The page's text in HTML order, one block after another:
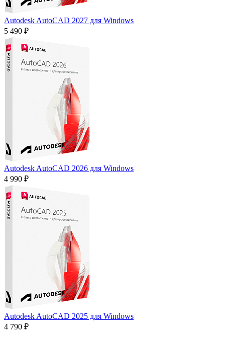
Autodesk AutoCAD 2027 для Windows
5 490 ₽
Autodesk AutoCAD 2026 для Windows
4 990 ₽
Autodesk AutoCAD 2025 для Windows
4 790 ₽